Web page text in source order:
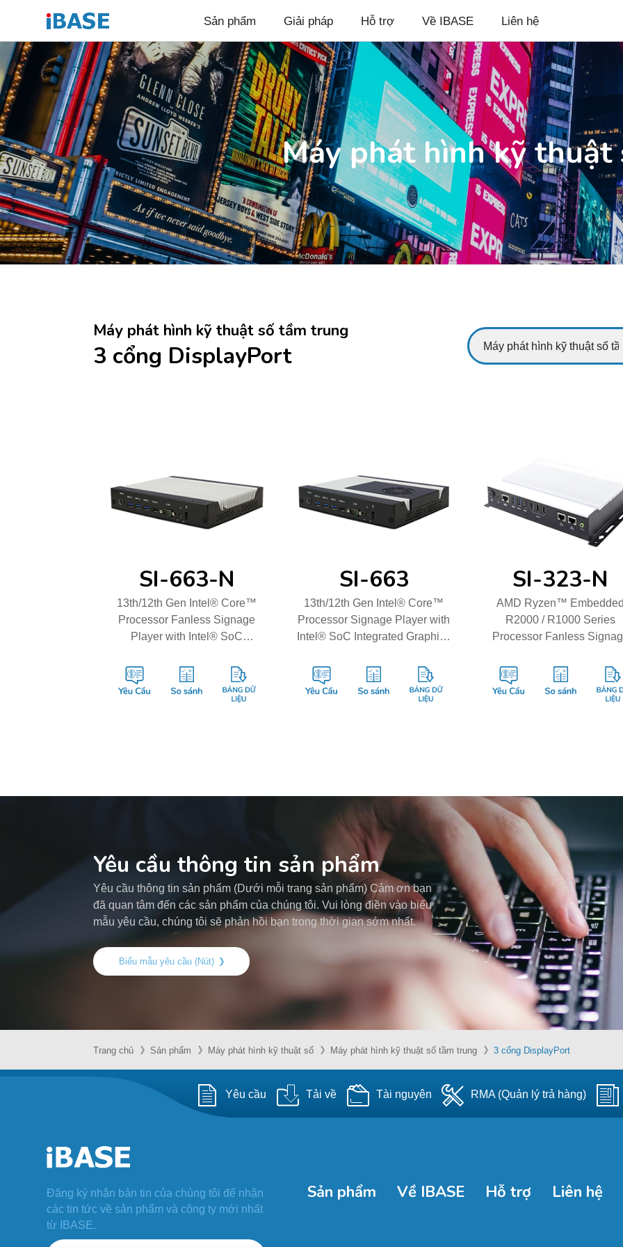
Sản phẩm Giải pháp Hỗ trợ Về IBASE Liên hệ
Máy phát hình kỹ thuật
Máy phát hình kỹ thuật số tầm trung
3 cổng DisplayPort
SI-663-N
13th/12th Gen Intel® Core™
Processor Fanless Signage
Player with Intel® SoC
HDMI 2.0/1x DP1.4/1x DVI-D
SI-663
13th/12th Gen Intel® Core™
Processor Signage Player with
Intel® SoC Integrated Graphics
DVI-D
SI-323-N
AMD Ryzen™
R2000 / R1000 Series
Processor Fanless
and 3x HDMI
Yêu cầu thông tin sản phẩm
Yêu cầu thông tin sản phẩm (Dưới mỗi trang sản phẩm) Cảm ơn bạn
đã quan tâm đến các sản phẩm của chúng tôi. Vui lòng điền vào biểu
mẫu yêu cầu, chúng tôi sẽ phản hồi bạn trong thời gian sớm nhất.
Biểu mẫu yêu cầu (Nút)
Trang chủ Sản phẩm Máy phát hình kỹ thuật số Máy phát hình kỹ thuật số tầm trung 3 cổng DisplayPort
Yêu cầu Tải về Tài nguyên RMA (Quản lý trả hàng)
Đăng ký nhận bản tin của chúng tôi để nhận
các tin tức về sản phẩm và công ty mới nhất
từ IBASE.
Sản phẩm Về IBASE Hỗ trợ Liên hệ